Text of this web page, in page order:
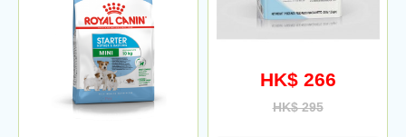
HK$ 266
HK$ 295